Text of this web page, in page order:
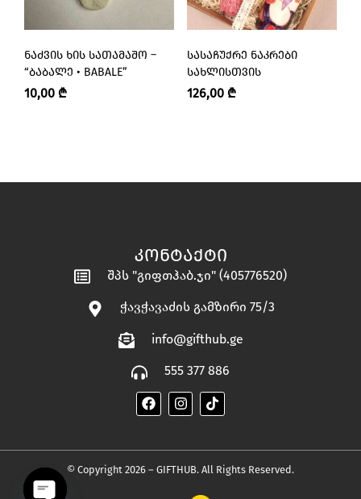
ᲜᲐᲫᲕᲘᲡ ᲮᲘᲡ ᲡᲐᲗᲐᲛᲐᲨᲝ –
“ᲑᲐᲑᲐᲚᲔ • BABALE”
10,00 ₾
ᲡᲐᲡᲐᲩᲣᲥᲠᲔ ᲜᲐᲙᲠᲔᲑᲘ
ᲡᲐᲮᲚᲘᲡᲗᲕᲘᲡ
126,00 ₾
ᲙᲝᲜᲢᲐᲥᲢᲘ
შპს "გიფთჰაბ.ჯი" (405776520)
ჭავჭავაძის გამზირი 75/3
info@gifthub.ge
555 377 886
© Copyright 2026 – GIFTHUB. All Rights Reserved.